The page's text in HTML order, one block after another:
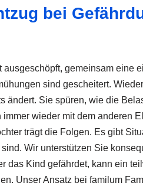
bei
gemeinsam eine
sind gescheitert.
ändert. Sie spüren, wie die
wieder mit dem anderen
trägt die Folgen. Es gibt
Wir unterstützen Sie
das Kind gefährdet, kann ein
Unser Ansatz bei familum